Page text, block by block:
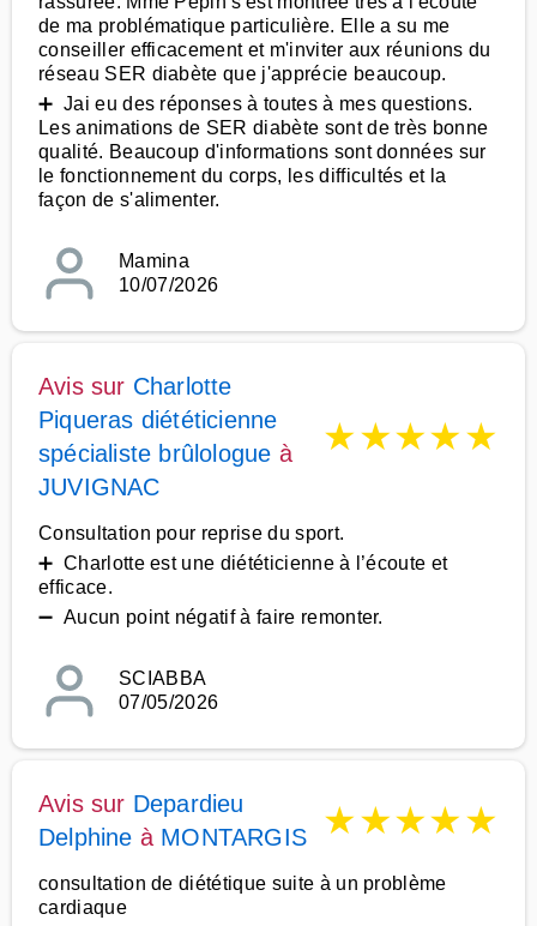
de ma problématique particulière. Elle a su me
conseiller efficacement et m'inviter aux réunions du
réseau SER diabète que j'apprécie beaucoup.
➕ Jai eu des réponses à toutes à mes questions.
Les animations de SER diabète sont de très bonne
qualité. Beaucoup d'informations sont données sur
le fonctionnement du corps, les difficultés et la
façon de s'alimenter.
Mamina
10/07/2026
Avis sur Charlotte
Piqueras diététicienne
spécialiste brûlologue à
JUVIGNAC
★★★★★
Consultation pour reprise du sport.
➕ Charlotte est une diététicienne à l’écoute et
efficace.
➖ Aucun point négatif à faire remonter.
SCIABBA
07/05/2026
Avis sur Depardieu
Delphine à MONTARGIS ★★★★★
consultation de diététique suite à un problème
cardiaque